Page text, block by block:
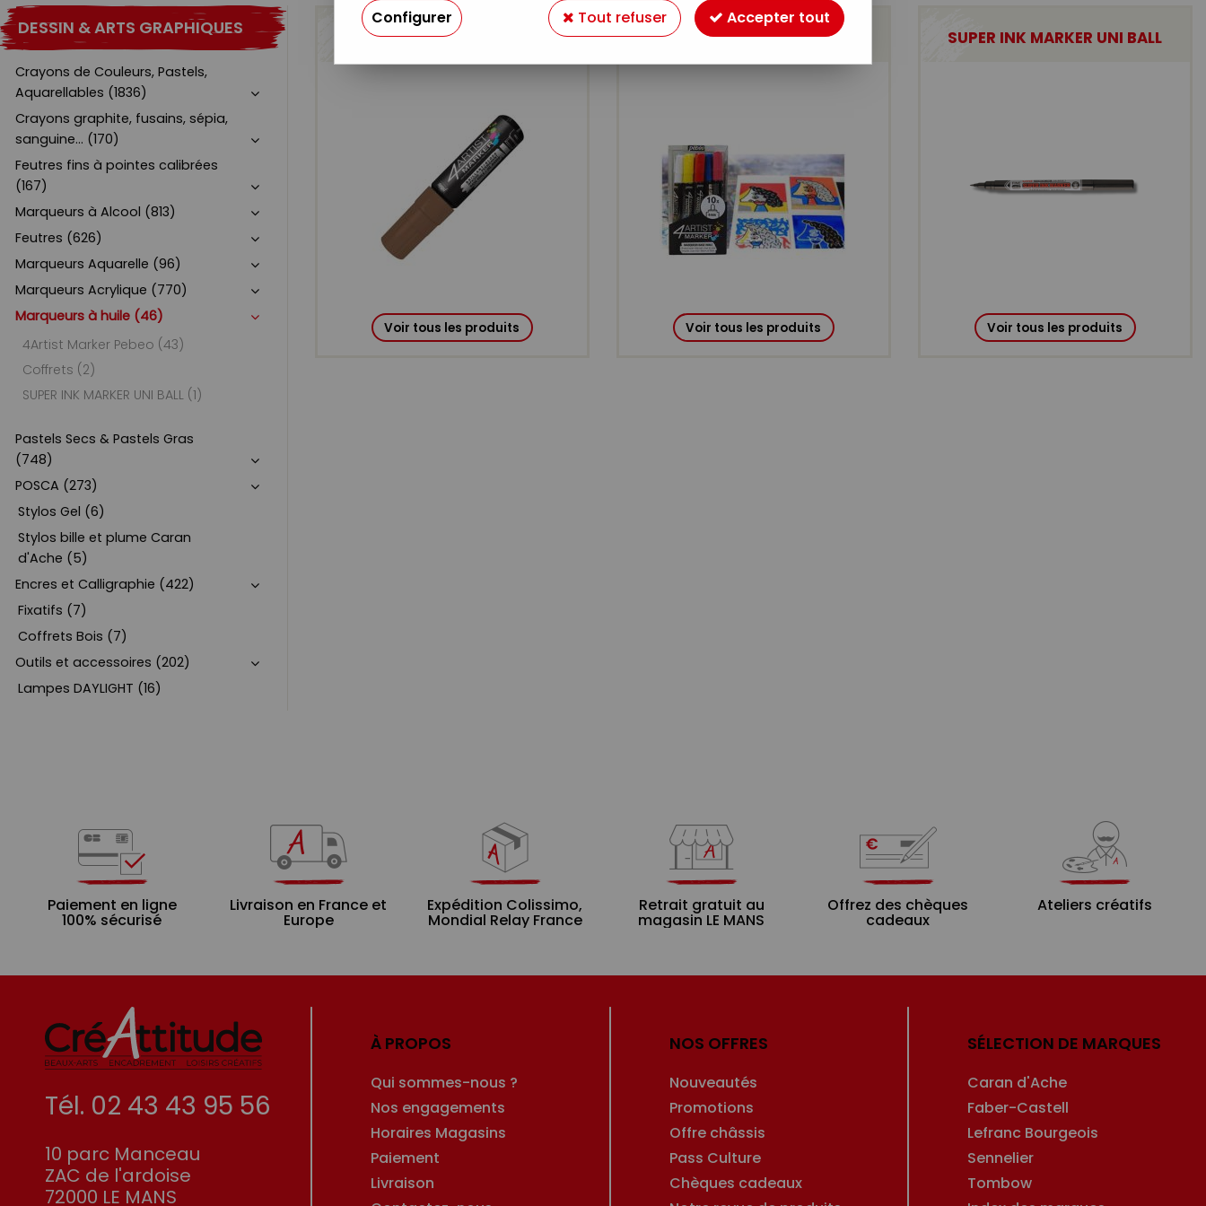
DESSIN & ARTS GRAPHIQUES
Crayons de Couleurs, Pastels,
Aquarellables (1836)
Crayons graphite, fusains, sépia,
sanguine... (170)
Feutres fins à pointes calibrées
(167)
Marqueurs à Alcool (813)
Feutres (626)
Marqueurs Aquarelle (96)
Marqueurs Acrylique (770)
Marqueurs à huile (46)
4Artist Marker Pebeo (43)
Coffrets (2)
SUPER INK MARKER UNI BALL (1)
Pastels Secs & Pastels Gras
(748)
POSCA (273)
Stylos Gel (6)
Stylos bille et plume Caran
d'Ache (5)
Encres et Calligraphie (422)
Fixatifs (7)
Coffrets Bois (7)
Outils et accessoires (202)
Lampes DAYLIGHT (16)
4ARTIST MARKER PEBEO
Voir tous les produits
COFFRETS
Voir tous les produits
SUPER INK MARKER UNI BALL
Voir tous les produits
Paiement en ligne
100% sécurisé
Livraison en France et
Europe
Expédition Colissimo,
Mondial Relay France
Retrait gratuit au
magasin LE MANS
Offrez des chèques
cadeaux
Ateliers créatifs
Tél. 02 43 43 95 56
10 parc Manceau
ZAC de l'ardoise
72000 LE MANS
À PROPOS
Qui sommes-nous ?
Nos engagements
Horaires Magasins
Paiement
Livraison
NOS OFFRES
Nouveautés
Promotions
Offre châssis
Pass Culture
Chèques cadeaux
SÉLECTION DE MARQUES
Caran d'Ache
Faber-Castell
Lefranc Bourgeois
Sennelier
Tombow
Configurer Tout refuser Accepter tout